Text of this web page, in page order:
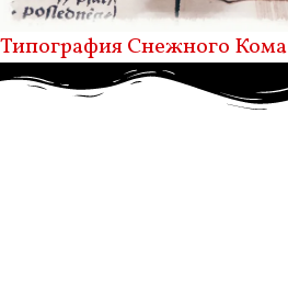
Типография Снежного Кома